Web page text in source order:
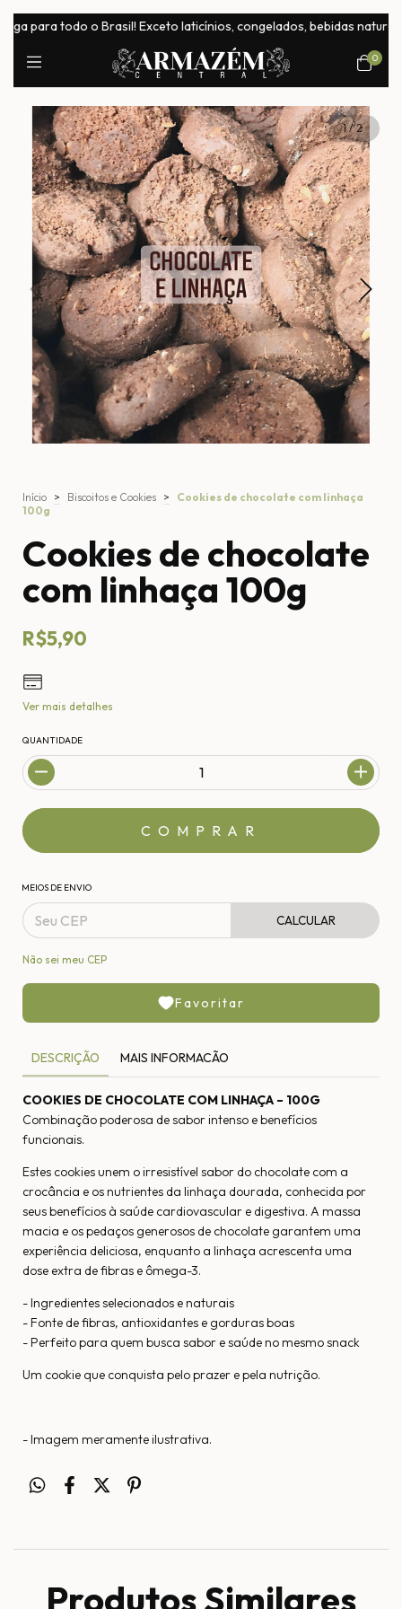
todo o Brasil! Exceto laticínios, congelados, bebidas naturais e
0
1/2
Início > Biscoitos e Cookies >
Cookies de chocolate com linhaça
100g
Cookies de chocolate
com linhaça 100g
R$5,90
Ver mais detalhes
QUANTIDADE
MEIOS DE ENVIO
CALCULAR
Não sei meu CEP
Favoritar
DESCRIÇÃO MAIS INFORMACÃO
COOKIES DE CHOCOLATE COM LINHAÇA – 100G
Combinação poderosa de sabor intenso e benefícios
funcionais.
Estes cookies unem o irresistível sabor do chocolate com a
crocância e os nutrientes da linhaça dourada, conhecida por
seus benefícios à saúde cardiovascular e digestiva. A massa
macia e os pedaços generosos de chocolate garantem uma
experiência deliciosa, enquanto a linhaça acrescenta uma
dose extra de fibras e ômega-3.
- Ingredientes selecionados e naturais
- Fonte de fibras, antioxidantes e gorduras boas
- Perfeito para quem busca sabor e saúde no mesmo snack
Um cookie que conquista pelo prazer e pela nutrição.
- Imagem meramente ilustrativa.
Produtos Similares